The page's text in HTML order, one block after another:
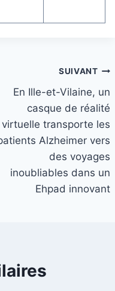
SUIVANT
En Ille-et-Vilaine, un
casque de réalité
virtuelle transporte les
Alzheimer vers
des voyages
inoubliables dans un
Ehpad innovant